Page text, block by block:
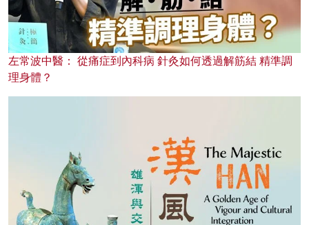
左常波中醫： 從痛症到內科病 針灸如何透過解筋結 精準調
理身體？